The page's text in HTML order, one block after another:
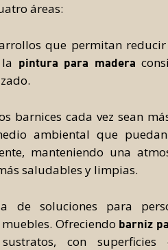
áreas:
que permitan
pintura para madera
barnices cada vez sean
ambiental que
manteniendo una
saludables y limpias.
de soluciones para
Ofreciendo barniz
con superficies